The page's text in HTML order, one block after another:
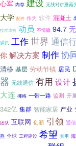
心军 内存 无线对讲蘑菇
大学 配件 作为 软件 混凝土
技术成熟 动员 不情愿 94.7
通讯 工作世界 通信
你解决方案 制作协
清移 基层 劳动节镇 居民
器 无线通信 有用 设计
大连 挪移 一带一路 监测 开
342亿 集群 智能家居 产业
团队 互联网 创新 引领 通
燕 全球 工程建设 希望 实用